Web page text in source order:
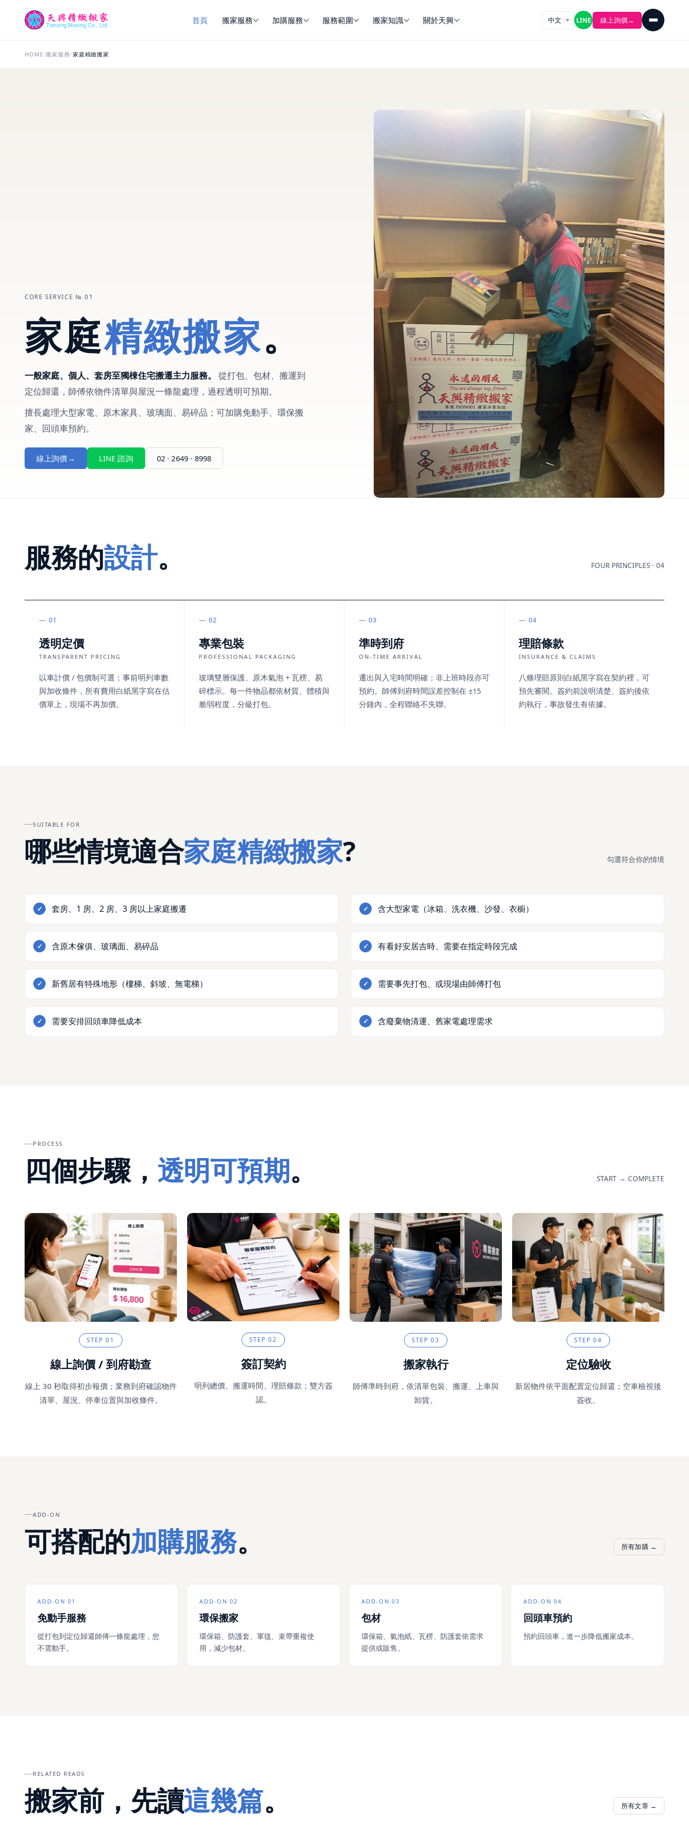
首頁 搬家服務 加購服務 服務範圍 搬家知識 關於天興 LINE 線上詢價→
HOME/搬家服務/家庭精緻搬家
CORE SERVICE № 01
家庭精緻搬家。
一般家庭、個人、套房至獨棟住宅搬遷主力服務。
從打包、包材、搬運到
定位歸還，師傅依物件清單與屋況一條龍處理，過程透明可預期。
擅長處理大型家電、原木家具、玻璃面、易碎品；可加購免動手、環保搬
家、回頭車預約。
線上詢價 → LINE 諮詢 02 · 2649 · 8998
服務的設計。 FOUR PRINCIPLES · 04
01
透明定價
TRANSPARENT PRICING
以車計價 / 包價制可選；事前明列車數
與加收條件，所有費用白紙黑字寫在估
價單上，現場不再加價。
02
專業包裝
PROFESSIONAL PACKAGING
玻璃雙層保護、原木氣泡 + 瓦楞、易
碎標示。每一件物品都依材質、體積與
脆弱程度，分級打包。
03
準時到府
ON-TIME ARRIVAL
遷出與入宅時間明確；非上班時段亦可
預約。師傅到府時間誤差控制在 ±15
分鐘內，全程聯絡不失聯。
04
理賠條款
INSURANCE & CLAIMS
八條理賠原則白紙黑字寫在契約裡，可
預先審閱。簽約前說明清楚、簽約後依
約執行，事故發生有依據。
SUITABLE FOR
哪些情境適合家庭精緻搬家? 勾選符合你的情境
套房、1 房、2 房、3 房以上家庭搬遷 含大型家電（冰箱、洗衣機、沙發、衣櫥）
含原木傢俱、玻璃面、易碎品 有看好安居吉時、需要在指定時段完成
新舊居有特殊地形（樓梯、斜坡、無電梯） 需要事先打包、或現場由師傅打包
需要安排回頭車降低成本 含廢棄物清運、舊家電處理需求
PROCESS
四個步驟， 透明可預期。 START → COMPLETE
STEP01
線上詢價 / 到府勘查
線上 30 秒取得初步報價；業務到府確認物件
清單、屋況、停車位置與加收條件。
STEP02
簽訂契約
明列總價、搬運時間、理賠條款；雙方簽
認。
STEP03
搬家執行
師傅準時到府，依清單包裝、搬運、上車與
卸貨。
STEP04
定位驗收
新居物件依平面配置定位歸還；空車檢視後
簽收。
ADD-ON
可搭配的加購服務。 所有加購 →
ADD-ON 01
免動手服務
從打包到定位歸還師傅一條龍處理，您
不需動手。
ADD-ON 02
環保搬家
環保箱、防護套、軍毯、束帶重複使
用，減少包材。
ADD-ON 03
包材
環保箱、氣泡紙、瓦楞、防護套依需求
提供或販售。
ADD-ON 04
回頭車預約
預約回頭車，進一步降低搬家成本。
RELATED READS
搬家前，先讀這幾篇。 所有文章 →